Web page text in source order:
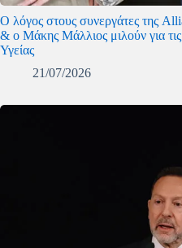
O λόγος στους συνεργάτες της
& ο Μάκης Μάλλιος μιλούν για
Υγείας
21/07/2026